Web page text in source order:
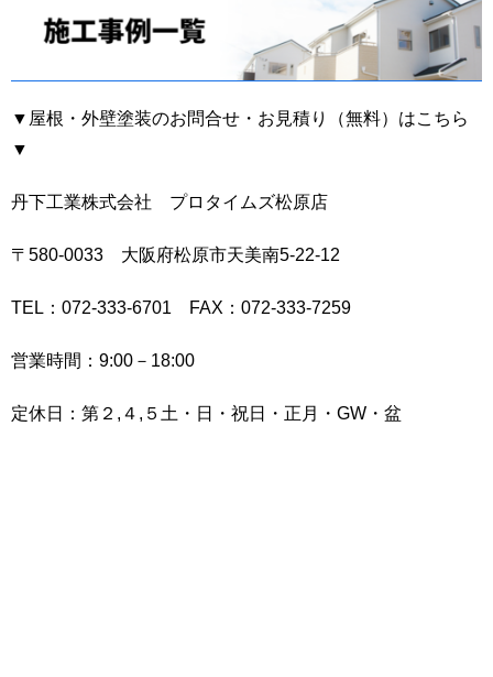
▼屋根・外壁塗装のお問合せ・お見積り（無料）はこちら
▼
丹下工業株式会社 プロタイムズ松原店
〒580-0033 大阪府松原市天美南5-22-12
TEL：072-333-6701 FAX：072-333-7259
営業時間：9:00－18:00
定休日：第２,４,５土・日・祝日・正月・GW・盆